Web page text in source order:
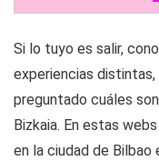
Si lo tuyo es salir,
experiencias
preguntado cuáles
Bizkaia. En estas
en la ciudad de Bilbao